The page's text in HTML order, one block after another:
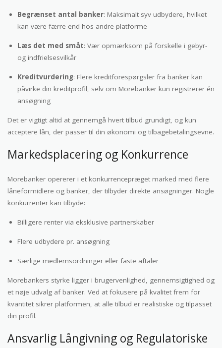
Begrænset antal banker: Maksimalt syv udbydere, hvilket
kan være færre end hos andre platforme
Læs det med småt: Vær opmærksom på forskelle i gebyr-
og indfrielsesvilkår
Kreditvurdering: Flere kreditforespørgsler fra banker kan
påvirke din kreditprofil, selv om Morebanker kun registrerer én
ansøgning
Det er vigtigt altid at gennemgå hvert tilbud grundigt, og kun
acceptere lån, der passer til din økonomi og tilbagebetalingsevne.
Markedsplacering og Konkurrence
Morebanker opererer i et konkurrencepræget marked med flere
låneformidlere og banker, der tilbyder direkte ansøgninger. Nogle
konkurrenter kan tilbyde:
Billigere renter via eksklusive partnerskaber
Flere udbydere pr. ansøgning
Særlige medlemsordninger eller faste aftaler
Morebankers styrke ligger i brugervenlighed, gennemsigtighed og
et nøje udvalg af banker. Ved at fokusere på kvalitet frem for
kvantitet sikrer platformen, at alle tilbud er realistiske og tilpasset
din profil.
Ansvarlig Långivning og Regulatoriske